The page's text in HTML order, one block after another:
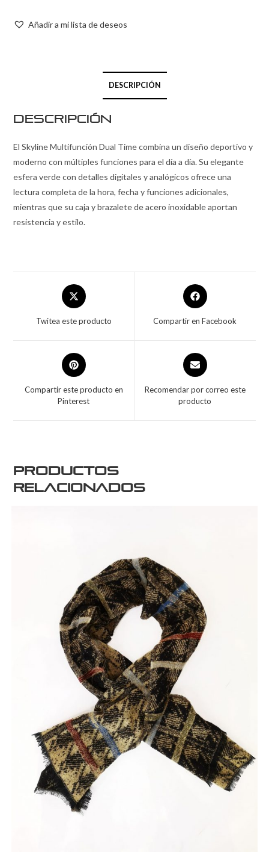
Añadir a mi lista de deseos
DESCRIPCIÓN
Descripción
El Skyline Multifunción Dual Time combina un diseño deportivo y
moderno con múltiples funciones para el día a día. Su elegante
esfera verde con detalles digitales y analógicos ofrece una
lectura completa de la hora, fecha y funciones adicionales,
mientras que su caja y brazalete de acero inoxidable aportan
resistencia y estilo.
Twitea este producto Compartir en Facebook
Compartir este producto en
Pinterest
Recomendar por correo este
producto
Productos
relacionados